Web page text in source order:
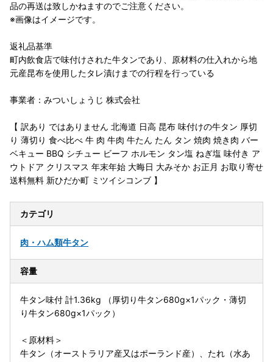
品の再送は致しかねますのでご注意ください。
※画像はイメージです。
返礼品基準
町内飲食店で味付けされた牛タンであり、原材料の仕入れから地
元産昆布を使用したタレ漬けまでの行程を行っている
事業者：みついしょうじ 株式会社
【 訳あり ではありません 北海道 日高 昆布 味付けの牛タン 厚切
り 薄切り 食べ比べ 牛 肉 牛肉 牛たん たん タン 焼肉 焼き肉 バー
ベキュー BBQ シチュー ビーフ ホルモン タン塩 ねぎ塩 味付き ア
ウトドア クリスマス 年末年始 大晦日 大みそか お正月 お取り寄せ
送料無料 新ひだか町 ミツイシコンブ 】
カテゴリ
肉・ハム類牛タン
容量
牛タン味付 計1.36kg （厚切り牛タン680g×1パック・薄切
り牛タン680g×1パック）
＜原材料＞
牛タン（オーストラリア産又はポーランド産）、たれ（水あ